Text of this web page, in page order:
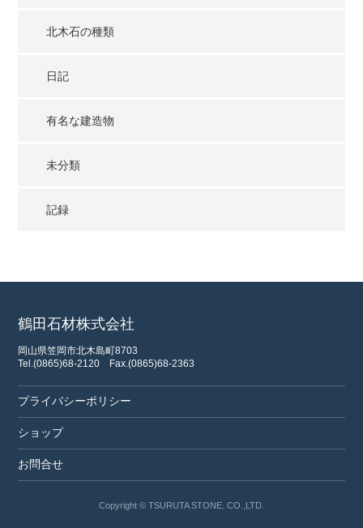
北木石の種類
日記
有名な建造物
未分類
記録
鶴田石材株式会社
岡山県笠岡市北木島町8703
Tel.(0865)68-2120
Fax.(0865)68-2363
プライバシーポリシー
ショップ
お問合せ
Copyright © TSURUTA STONE. CO.,LTD.